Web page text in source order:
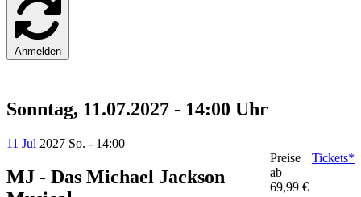
Anmelden
Sonntag, 11.07.2027 - 14:00 Uhr
11 Jul 2027 So. - 14:00
MJ - Das Michael Jackson
Preise
ab
69,99 €
Tickets*